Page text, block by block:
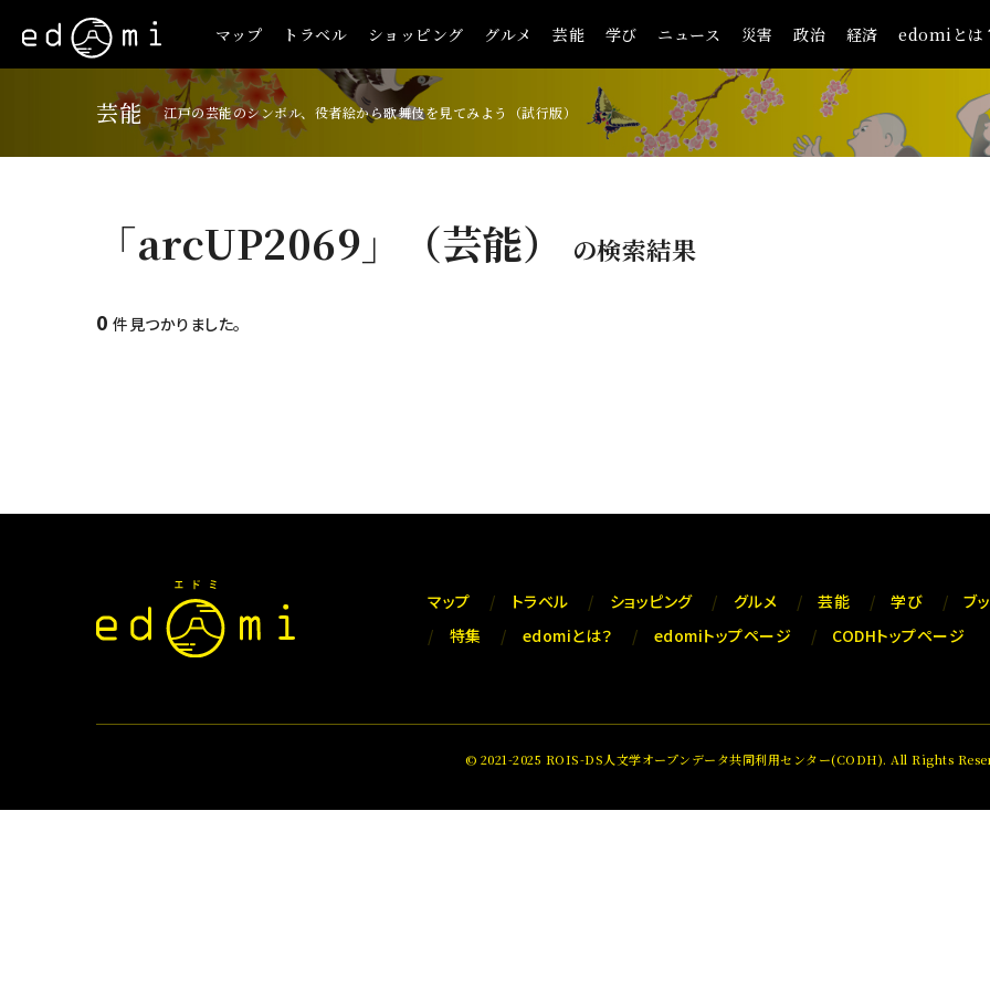
マップ トラベル ショッピング グルメ 芸能 学び ニュース 災害 政治 経済 edomiとは
芸能 江戸の芸能のシンボル、役者絵から歌舞伎を見てみよう（試行版）
「arcUP2069」（芸能） の検索結果
0 件見つかりました。
マップ トラベル ショッピング グルメ 芸能 学び
ブ
特集
edomiとは？ edomiトップページ CODHトップページ
© 2021-2025 ROIS-DS人文学オープンデータ共同利用センター(CODH). All Rights